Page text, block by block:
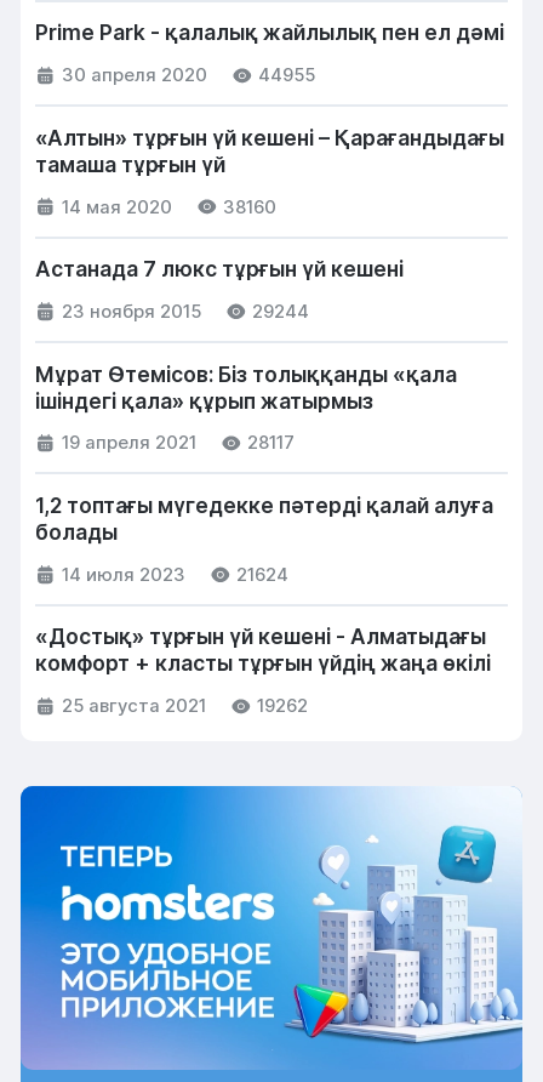
Prime Park - қалалық жайлылық пен ел дәмі
30 апреля 2020 44955
«Алтын» тұрғын үй кешені – Қарағандыдағы
тамаша тұрғын үй
14 мая 2020 38160
Астанада 7 люкс тұрғын үй кешені
23 ноября 2015 29244
Мұрат Өтемісов: Біз толыққанды «қала
ішіндегі қала» құрып жатырмыз
19 апреля 2021 28117
1,2 топтағы мүгедекке пәтерді қалай алуға
болады
14 июля 2023 21624
«Достық» тұрғын үй кешені - Алматыдағы
комфорт + класты тұрғын үйдің жаңа өкілі
25 августа 2021 19262